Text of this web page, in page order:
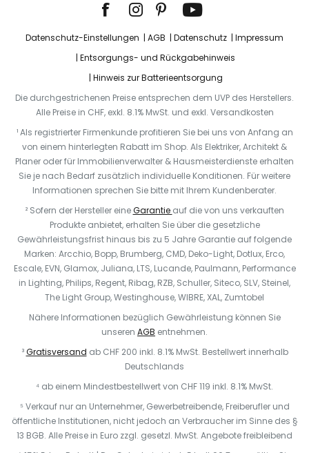
Datenschutz-Einstellungen AGB Datenschutz
Impressum
Entsorgungs- und Rückgabehinweis
Hinweis zur Batterieentsorgung
Die durchgestrichenen Preise entsprechen dem UVP des Herstellers.
Alle Preise in CHF, exkl. 8.1% MwSt. und exkl. Versandkosten
¹ Als registrierter Firmenkunde profitieren Sie bei uns von Anfang an
von einem hinterlegten Rabatt im Shop. Als Elektriker, Architekt &
Planer oder für Immobilienverwalter & Hausmeisterdienste erhalten
Sie je nach Bedarf zusätzlich individuelle Konditionen. Für weitere
Informationen sprechen Sie bitte mit Ihrem Kundenberater.
² Sofern der Hersteller eineGarantie auf die von uns verkauften
Produkte anbietet, erhalten Sie über die gesetzliche
Gewährleistungsfrist hinaus bis zu 5 Jahre Garantie auf folgende
Marken: Arcchio, Bopp, Brumberg, CMD, Deko-Light, Dotlux, Erco,
Escale, EVN, Glamox, Juliana, LTS, Lucande, Paulmann, Performance
in Lighting, Philips, Regent, Ribag, RZB, Schuller, Siteco, SLV, Steinel,
The Light Group, Westinghouse, WIBRE, XAL, Zumtobel
Nähere Informationen bezüglich Gewährleistung können Sie
unseren AGB entnehmen.
³Gratisversand ab CHF 200 inkl. 8.1% MwSt. Bestellwert innerhalb
Deutschlands
⁴ ab einem Mindestbestellwert von CHF 119 inkl. 8.1% MwSt.
⁵ Verkauf nur an Unternehmer, Gewerbetreibende, Freiberufler und
öffentliche Institutionen, nicht jedoch an Verbraucher im Sinne des §
13 BGB. Alle Preise in Euro zzgl. gesetzl. MwSt. Angebote freibleibend